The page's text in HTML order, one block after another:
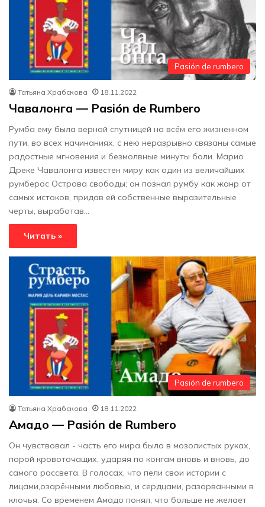
Pasión de rumbero
Татьяна Храбскова 18.11.2022
Чавалонга — Pasión de Rumbero
Румба ему была верной спутницей на всём его жизненном
пути, во всех начинаниях, с нею неразрывно связаны самые
радостные мгновения и безмолвные минуты боли. Марио
Дреке Чавалонга известен миру как один из величайших
румберос Острова свободы; он познал румбу как жанр от
самых истоков, придав ей собственные выразительные
черты, выработав…
Читать »
Pasión de rumbero
Татьяна Храбскова 18.11.2022
Амадо — Pasión de Rumbero
Он чувствовал - часть его мира была в мозолистых руках,
порой кровоточащих, ударяя по конгам вновь и вновь, до
самого рассвета. В голосах, что пели свои истории с
лицами,озарёнными любовью, и сердцами, разорванными в
клочья. Со временем Амадо понял, что больше не желает